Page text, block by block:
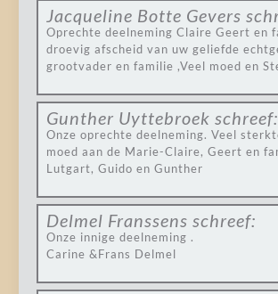
Jacqueline Botte Gevers
Oprechte deelneming Claire Geert en
droevig afscheid van uw geliefde
grootvader en familie ,Veel moed en
Gunther Uyttebroek schreef:
Onze oprechte deelneming. Veel
moed aan de Marie-Claire, Geert en
Lutgart, Guido en Gunther
Delmel Franssens schreef:
Onze innige deelneming .
Carine &Frans Delmel